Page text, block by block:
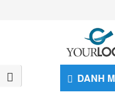
DANH